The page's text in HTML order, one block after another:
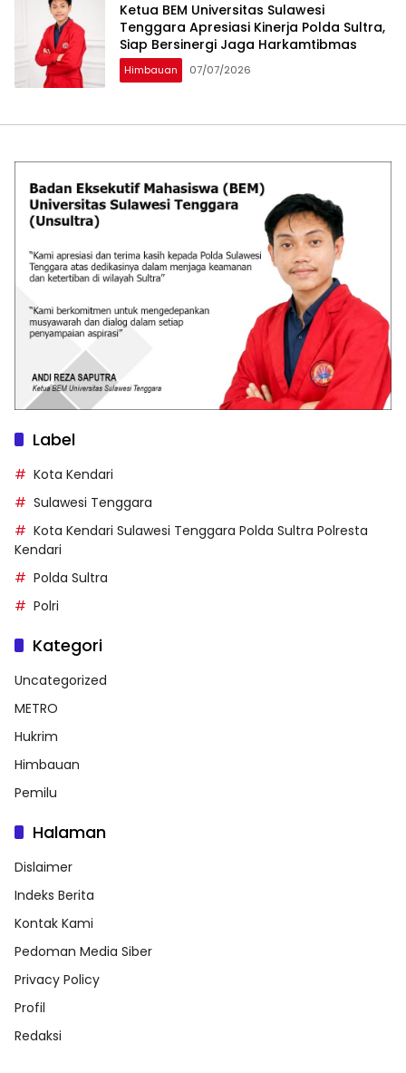
Ketua BEM Universitas Sulawesi
Tenggara Apresiasi Kinerja Polda Sultra,
Siap Bersinergi Jaga Harkamtibmas
Himbauan 07/07/2026
Label
Kota Kendari
Sulawesi Tenggara
Kota Kendari Sulawesi Tenggara Polda Sultra Polresta
Kendari
Polda Sultra
Polri
Kategori
Uncategorized
METRO
Hukrim
Himbauan
Pemilu
Halaman
Dislaimer
Indeks Berita
Kontak Kami
Pedoman Media Siber
Privacy Policy
Profil
Redaksi